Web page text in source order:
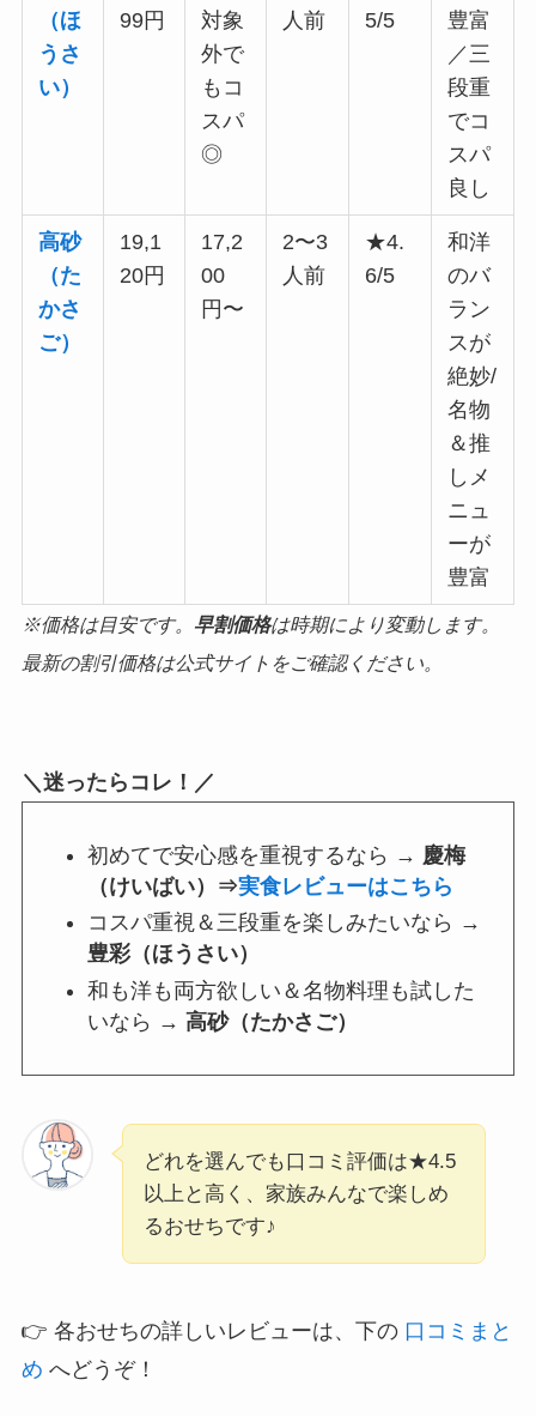
（ほ
うさ
い）
99円
対象
外で
もコ
スパ
◎
人前
5/5
豊富
／三
段重
でコ
スパ
良し
高砂
（た
かさ
ご）
19,1
20円
17,2
00
円〜
2〜3
人前
★4.
6/5
和洋
のバ
ラン
スが
絶妙/
名物
＆推
しメ
ニュ
ーが
豊富
※価格は目安です。 早割価格は時期により変動します。
最新の割引価格は公式サイトをご確認ください。
＼迷ったらコレ！／
初めてで安心感を重視するなら → 慶梅
（けいばい）⇒実食レビューはこちら
コスパ重視＆三段重を楽しみたいなら →
豊彩（ほうさい）
和も洋も両方欲しい＆名物料理も試した
いなら → 高砂（たかさご）
どれを選んでも口コミ評価は★4.5
以上と高く、家族みんなで楽しめ
るおせちです♪
👉 各おせちの詳しいレビューは、下の 口コミまと
め へどうぞ！